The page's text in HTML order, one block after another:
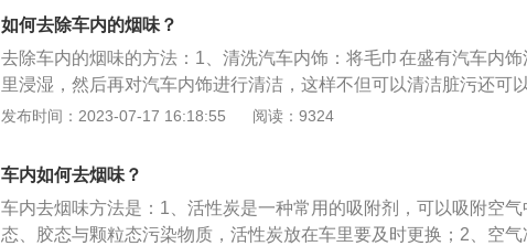
出现头晕、乏力、恶心等症状时则为时已晚，严重的还可能导致中毒
行车安全：单手开车在遇到紧急情况时往往不能及时有效的控制方
事故率大幅上升。除此以外，行车过程中将手臂、胳膊等身体部位
本身也是一种具有极大安全隐患的行为。
是汽车地毯的清洁，地毯很容易吸附烟味。通风：选择好天气时，
安全并且通风的地方，将车窗车门全部打开进行通风。这样对于车内
散，也很有帮助。车内放置柚子皮或者是橘子皮：柚子皮或者是橘
香的果味，同时这两种东西也比较好获取，价格又不高。此外，茉
的选择，也可以使车内充满清香的气味。使用车载空气净化器：使
如何去除车内的烟味？
去除车内的烟味的方法：1、清洗汽车内饰：将毛巾在盛有汽车内饰
里浸湿，然后再对汽车内饰进行清洁，这样不但可以清洁脏污还可
作用；2、通风：将车辆停放在安全并且通风的地方，将车窗车门全
是橘子皮；4、使用车载空气净化器，或者是打开车内的空气净化功
消毒：臭氧消毒也是一种常用的杀菌方法，好处就是可以迅速杀灭
病的各种细菌病毒微生物，不会造成二次污染。
发布时间：2023-07-17 16:18:55 阅读：9324
车内如何去烟味？
车内去烟味方法是：1、活性炭是一种常用的吸附剂，可以吸附空
态、胶态与颗粒态污染物质，活性炭放在车里要及时更换；2、空气